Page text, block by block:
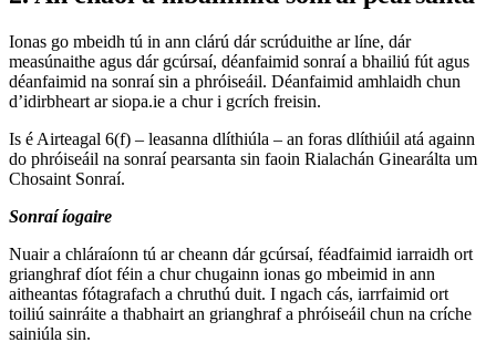
Ionas go mbeidh tú in ann clárú dár scrúduithe ar líne, dár
measúnaithe agus dár gcúrsaí, déanfaimid sonraí a bhailiú fút agus
déanfaimid na sonraí sin a phróiseáil. Déanfaimid amhlaidh chun
d’idirbheart ar siopa.ie a chur i gcrích freisin.
Is é Airteagal 6(f) – leasanna dlíthiúla – an foras dlíthiúil atá againn
do phróiseáil na sonraí pearsanta sin faoin Rialachán Ginearálta um
Chosaint Sonraí.
Sonraí íogaire
Nuair a chláraíonn tú ar cheann dár gcúrsaí, féadfaimid iarraidh ort
grianghraf díot féin a chur chugainn ionas go mbeimid in ann
aitheantas fótagrafach a chruthú duit. I ngach cás, iarrfaimid ort
toiliú sainráite a thabhairt an grianghraf a phróiseáil chun na críche
sainiúla sin.